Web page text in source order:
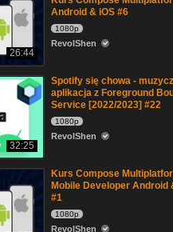
26:44
Android & iOS #6
1080p
RevolShen
32:25
Spotify się chowa -
aplikacja z Foreground
Service [2022/2023] #22
1080p
RevolShen
Kurs Compose
Mobile Developer Android
#1
1080p
RevolShen